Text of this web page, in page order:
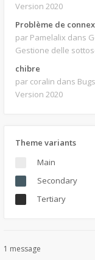
Version 2020
Problème de
par Pamelalix dans
Gestione delle
chibre
par coralin dans
Version 2020
Theme variants
Main
Secondary
Tertiary
1 message